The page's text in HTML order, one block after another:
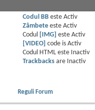
Codul BBeste Activ
Zâmbeteeste Activ
Codul
[IMG] este Activ
[VIDEO] code is Activ
Codul HTML este
Inactiv
Trackbacksare
Inactiv
Reguli Forum